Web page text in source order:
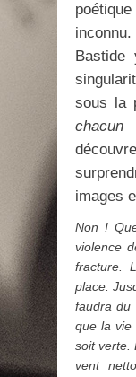
Bastide
sous la
chacun
images
Non !
violence
fracture.
place.
faudra du
que la vie
soit verte.
vent